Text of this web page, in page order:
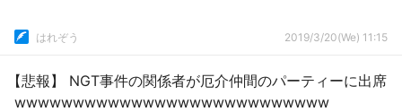
はれぞう 2019/3/20(We) 11:15
【悲報】 NGT事件の関係者が厄介仲間のパーティーに出席
wwwwwwwwwwwwwwwwwwwwwwwwwww